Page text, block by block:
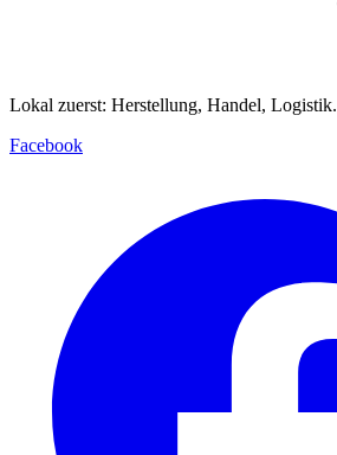
Lokal zuerst: Herstellung, Handel, Logistik.
Facebook